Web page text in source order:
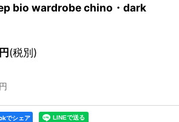
bio wardrobe chino・dark
円(税別)
円
でシェア